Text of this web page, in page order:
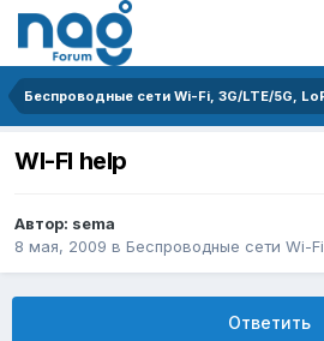
Беспроводные сети Wi-Fi, 3G/LTE/5G,
WI-FI help
Автор: sema
8 мая, 2009 в Беспроводные сети Wi-
Ответить